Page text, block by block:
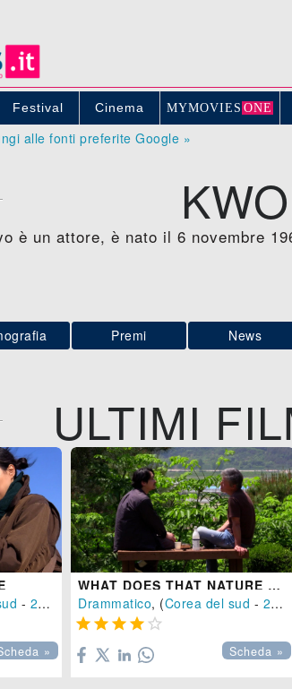
Festival Cinema MYMOVIE S ONE
alle fonti preferite Google »
è un attore, è nato il 6 novembre
Premi News
ULTIMI
- 2026
), 72 min.
»
WHAT DOES THAT NATURE SAY TO YOU
Drammatico, (Corea del sud - 2025
    
Scheda »